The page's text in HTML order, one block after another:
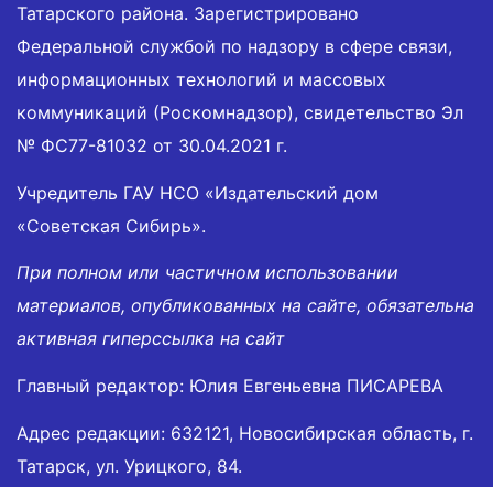
Татарского района. Зарегистрировано
Федеральной службой по надзору в сфере связи,
информационных технологий и массовых
коммуникаций (Роскомнадзор), свидетельство Эл
№ ФС77-81032 от 30.04.2021 г.
Учредитель ГАУ НСО «Издательский дом
«Советская Сибирь».
При полном или частичном использовании
материалов, опубликованных на сайте, обязательна
активная гиперссылка на сайт
Главный редактор: Юлия Евгеньевна ПИСАРЕВА
Адрес редакции: 632121, Новосибирская область, г.
Татарск, ул. Урицкого, 84.